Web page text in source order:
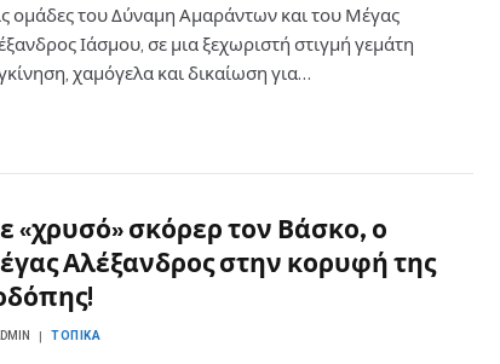
ομάδες του Δύναμη Αμαράντων και του Μέγας
Ιάσμου, σε μια ξεχωριστή στιγμή γεμάτη
χαμόγελα και δικαίωση για…
«χρυσό» σκόρερ τον Βάσκο, ο
Αλέξανδρος στην κορυφή της
ΤΟΠΙΚΆ